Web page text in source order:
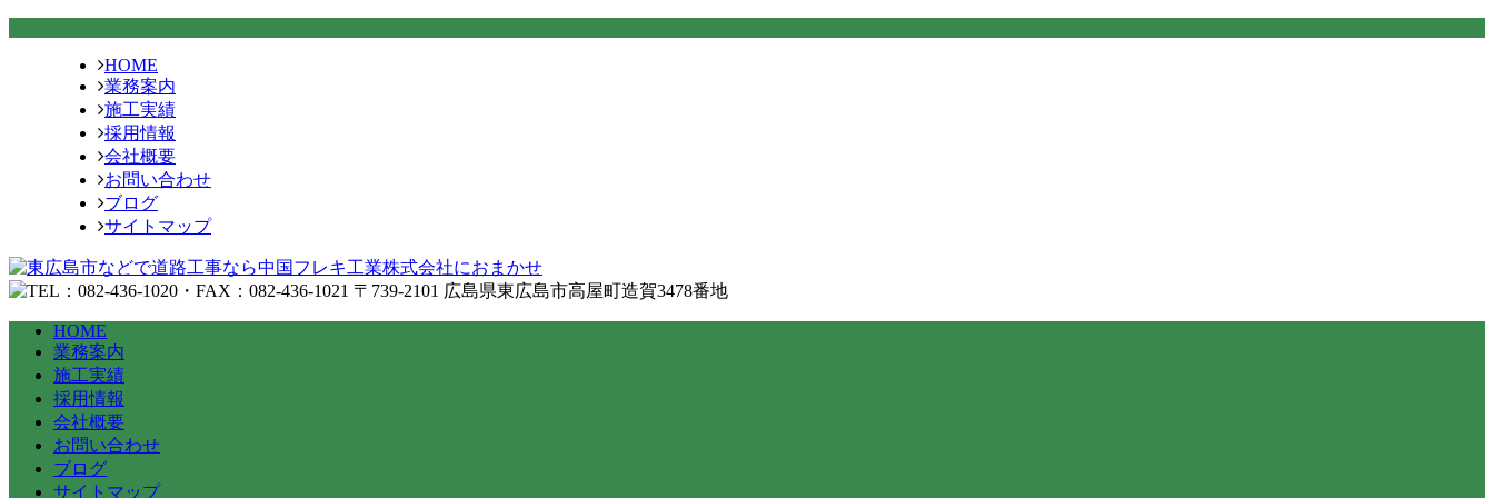
HOME
業務案内
施工実績
採用情報
会社概要
お問い合わせ
ブログ
サイトマップ
HOME
業務案内
施工実績
採用情報
会社概要
お問い合わせ
ブログ
サイトマップ